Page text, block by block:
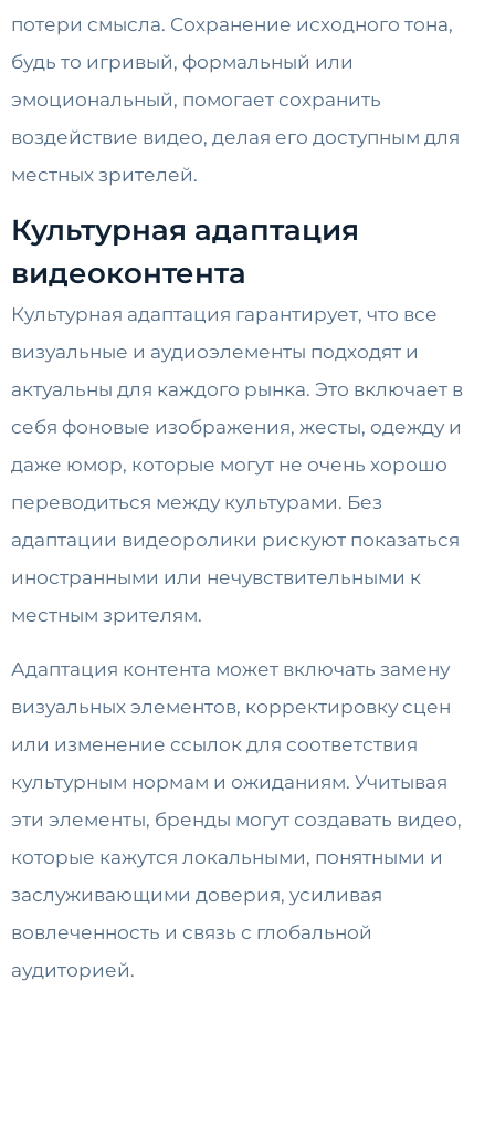
потери смысла. Сохранение исходного тона,
будь то игривый, формальный или
эмоциональный, помогает сохранить
воздействие видео, делая его доступным для
местных зрителей.
Культурная адаптация
видеоконтента
Культурная адаптация гарантирует, что все
визуальные и аудиоэлементы подходят и
актуальны для каждого рынка. Это включает в
себя фоновые изображения, жесты, одежду и
даже юмор, которые могут не очень хорошо
переводиться между культурами. Без
адаптации видеоролики рискуют показаться
иностранными или нечувствительными к
местным зрителям.
Адаптация контента может включать замену
визуальных элементов, корректировку сцен
или изменение ссылок для соответствия
культурным нормам и ожиданиям. Учитывая
эти элементы, бренды могут создавать видео,
которые кажутся локальными, понятными и
заслуживающими доверия, усиливая
вовлеченность и связь с глобальной
аудиторией.